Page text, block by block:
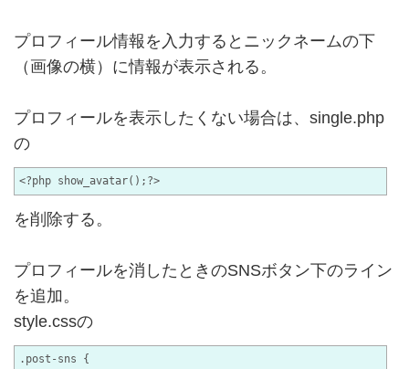
プロフィール情報を入力するとニックネームの下
（画像の横）に情報が表示される。
プロフィールを表示したくない場合は、single.php
の
を削除する。
プロフィールを消したときのSNSボタン下のライン
を追加。
style.cssの
.post-sns {